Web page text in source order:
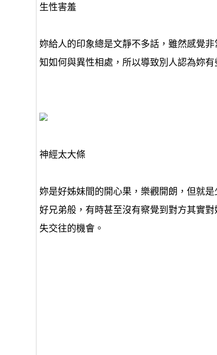
生性害羞
妳給人的印象總是文靜不多話，雖然感覺
知如何與異性相處，所以導致別人認為妳
神經太大條
妳是好姊妹間的開心果，樂觀開朗，但就是
好兄弟般，有時甚至沒有察覺到對方其實
失交往的機會。